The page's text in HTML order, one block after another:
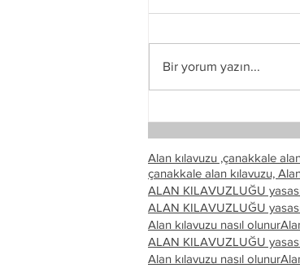
Çanakkale Gezi
Bir yorum yazın...
Alan kılavuzu ,çanakkale
çanakkale alan kılavuzu,
ALAN KILAVUZLUĞU
ALAN KILAVUZLUĞU
Alan kılavuzu nasıl olunur
ALAN KILAVUZLUĞU
Alan kılavuzu nasıl olunur